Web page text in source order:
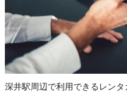
深井駅周辺で利用できるレン